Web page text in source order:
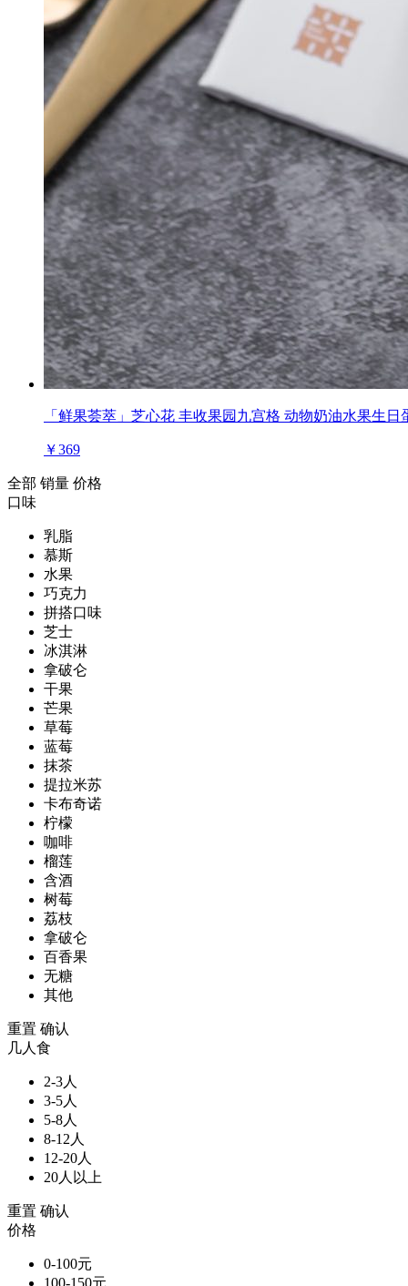
「鲜果荟萃」芝心花 丰收果园九宫格 动物奶油水果生日
￥369
全部 销量 价格
口味
乳脂
慕斯
水果
巧克力
拼搭口味
芝士
冰淇淋
拿破仑
干果
芒果
草莓
蓝莓
抹茶
提拉米苏
卡布奇诺
柠檬
咖啡
榴莲
含酒
树莓
荔枝
拿破仑
百香果
无糖
其他
重置 确认
几人食
2-3人
3-5人
5-8人
8-12人
12-20人
20人以上
重置 确认
价格
0-100元
100-150元